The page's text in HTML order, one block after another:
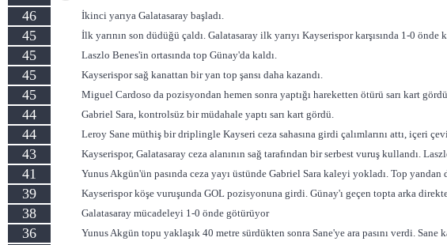
46 İkinci yarıya Galatasaray başladı.
45 İlk yarının son düdüğü çaldı. Galatasaray ilk yarıyı Kayserispor karşısında 1-0 önde
45 Laszlo Benes'in ortasında top Günay'da kaldı.
45 Kayserispor sağ kanattan bir yan top şansı daha kazandı.
45 Miguel Cardoso da pozisyondan hemen sonra yaptığı hareketten ötürü sarı kart
44 Gabriel Sara, kontrolsüz bir müdahale yaptı sarı kart gördü.
44 Leroy Sane müthiş bir driplingle Kayseri ceza sahasına girdi çalımlarını attı, içeri
43 Kayserispor, Galatasaray ceza alanının sağ tarafından bir serbest vuruş kullandı.
41 Yunus Akgün'ün pasında ceza yayı üstünde Gabriel Sara kaleyi yokladı. Top yandan
39 Kayserispor köşe vuruşunda GOL pozisyonuna girdi. Günay'ı geçen topta arka
38 Galatasaray mücadeleyi 1-0 önde götürüyor
36 Yunus Akgün topu yaklaşık 40 metre sürdükten sonra Sane'ye ara pasını verdi.